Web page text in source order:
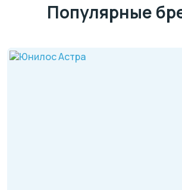
Популярные